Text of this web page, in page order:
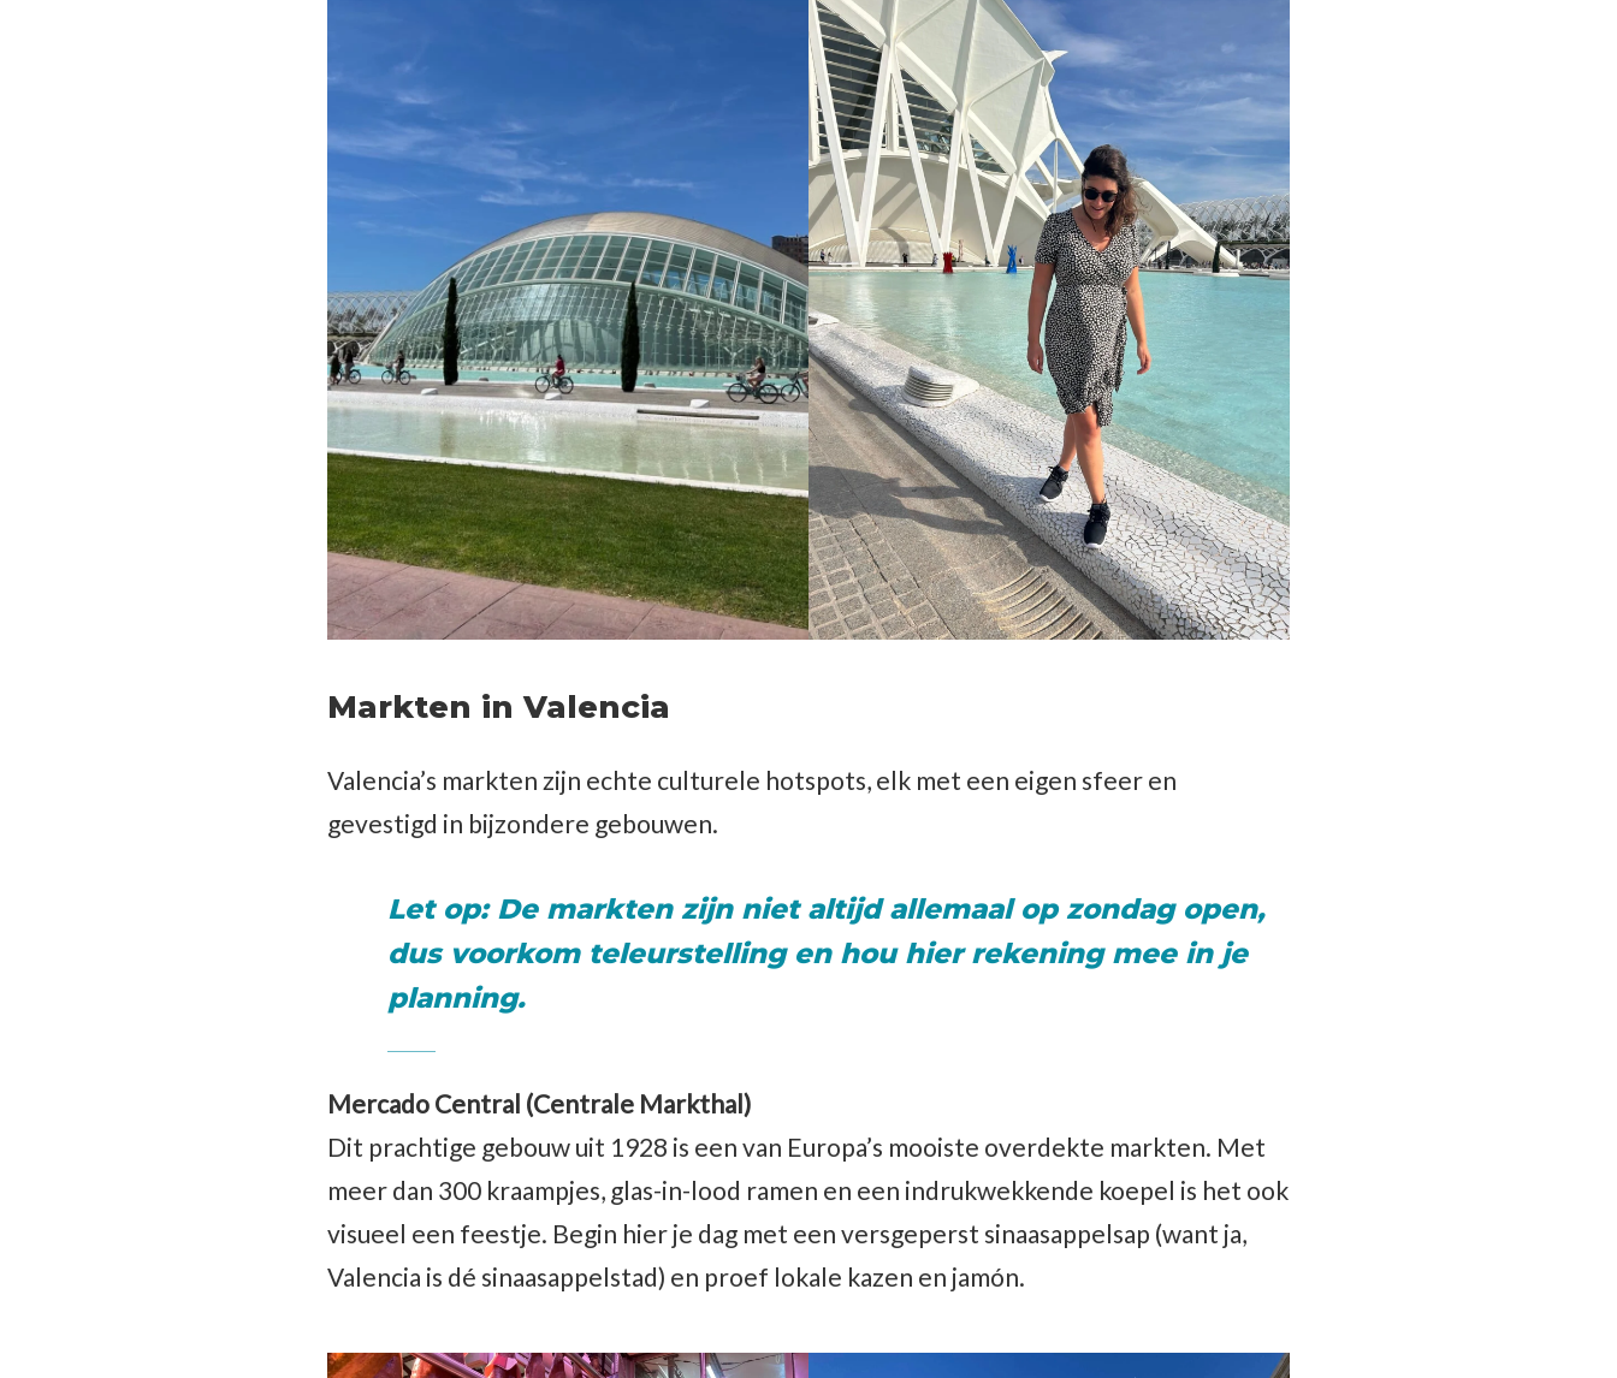
Markten in Valencia
Valencia’s markten zijn echte culturele hotspots, elk met een eigen sfeer en
gevestigd in bijzondere gebouwen.
Let op:De markten zijn niet altijd allemaal op zondag open,
dus voorkom teleurstelling en hou hier rekening mee in je
planning.
Mercado Central (Centrale Markthal)
Dit prachtige gebouw uit 1928 is een van Europa’s mooiste overdekte markten. Met
meer dan 300 kraampjes, glas-in-lood ramen en een indrukwekkende koepel is het ook
visueel een feestje. Begin hier je dag met een versgeperst sinaasappelsap (want ja,
Valencia is dé sinaasappelstad) en proef lokale kazen en jamón.